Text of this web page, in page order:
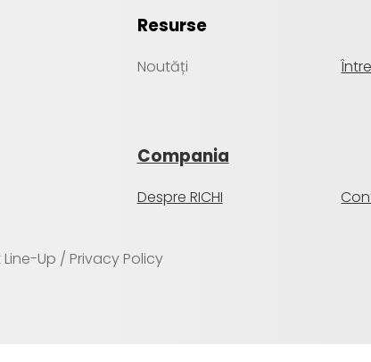
Resurse
Noutăți
Compania
Despre RICHI
Line-Up / Privacy Policy